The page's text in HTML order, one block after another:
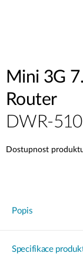
Mini 3G
Router
DWR-510
Dostupnost
Popis
Specifikace